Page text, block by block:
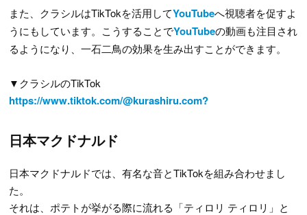
また、クラシルはTikTokを活用してYouTubeへ視聴者を促すよ
うにもしています。こうすることでYouTubeの動画も注目され
るようになり、一石二鳥の効果を生み出すことができます。
▼クラシルのTikTok
https://www.tiktok.com/@kurashiru.com?
日本マクドナルド
日本マクドナルドでは、有名な音とTikTokを組み合わせまし
た。
それは、ポテトが挙がる際に流れる「ティロリ ティロリ」と